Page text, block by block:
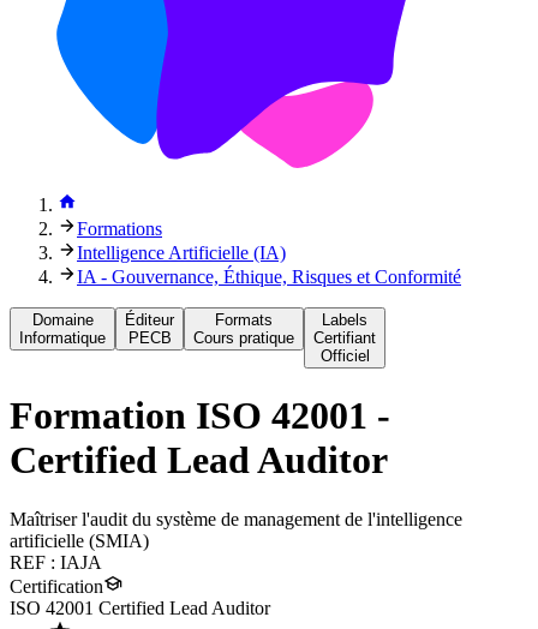
Formations
Intelligence Artificielle (IA)
IA - Gouvernance, Éthique, Risques et Conformité
Domaine
Informatique
Éditeur
PECB
Formats
Cours pratique
Labels
Certifiant
Officiel
Formation ISO 42001 -
Certified Lead Auditor
Maîtriser l'audit du système de management de l'intelligence
artificielle (SMIA)
REF : IAJA
Certification
ISO 42001 Certified Lead Auditor